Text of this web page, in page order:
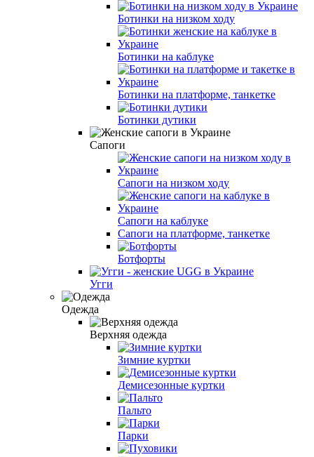
Ботинки на низком ходу
Ботинки на каблуке
Ботинки на платформе, танкетке
Ботинки дутики
Сапоги
Сапоги на низком ходу
Сапоги на каблуке
Сапоги на платформе, танкетке
Ботфорты
Угги
Одежда
Верхняя одежда
Зимние куртки
Демисезонные куртки
Пальто
Парки